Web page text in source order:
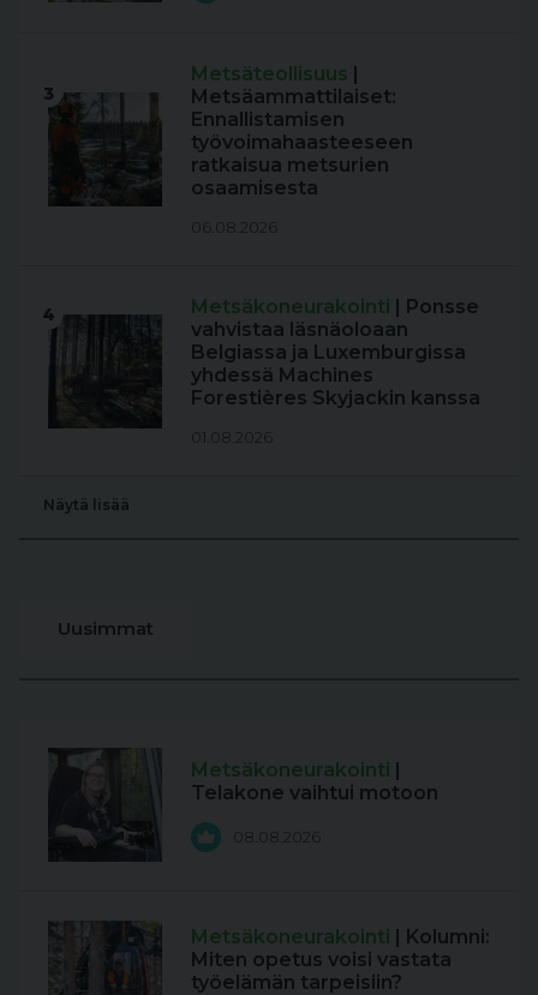
3
Metsäteollisuus |
Metsäammattilaiset:
Ennallistamisen
työvoimahaasteeseen
ratkaisua metsurien
osaamisesta
06.08.2026
4 Metsäkoneurakointi | Ponsse
vahvistaa läsnäoloaan
Belgiassa ja Luxemburgissa
yhdessä Machines
Forestières Skyjackin kanssa
01.08.2026
Näytä lisää
Uusimmat
Metsäkoneurakointi |
Telakone vaihtui motoon
08.08.2026
Metsäkoneurakointi | Kolumni:
Miten opetus voisi vastata
työelämän tarpeisiin?